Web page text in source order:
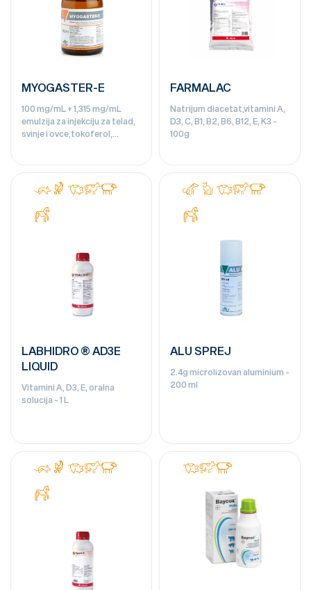
MYOGASTER-E
100 mg/mL + 1,315 mg/mL
emulzija za injekciju za telad,
svinje i ovce,tokoferol,
FARMALAC
Natrijum diacetat,vitamini A,
D3, C, B1, B2, B6, B12, E, K3 -
100g
LABHIDRO ® AD3E
LIQUID
Vitamini A, D3, E, oralna
solucija - 1 L
ALU SPREJ
2.4g microlizovan aluminium -
200 ml